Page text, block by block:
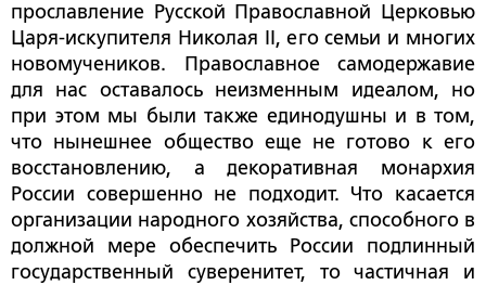
прославление Русской Православной Церковью
Царя-искупителя Николая II, его семьи и многих
новомучеников. Православное самодержавие
для нас оставалось неизменным идеалом, но
при этом мы были также единодушны и в том,
что нынешнее общество еще не готово к его
восстановлению, а декоративная монархия
России совершенно не подходит. Что касается
организации народного хозяйства, способного в
должной мере обеспечить России подлинный
государственный суверенитет, то частичная и